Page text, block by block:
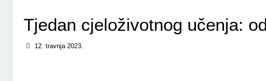
Tjedan cjeloživotnog učenja:
12. travnja 2023.